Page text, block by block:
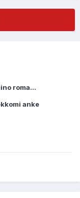
roma...
anke